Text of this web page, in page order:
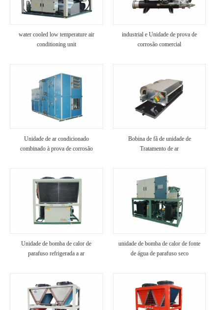
water cooled low temperature air
conditioning unit
industrial e Unidade de prova de
corrosão comercial
Unidade de ar condicionado
combinado à prova de corrosão
Bobina de fã de unidade de
Tratamento de ar
Unidade de bomba de calor de
parafuso refrigerada a ar
unidade de bomba de calor de fonte
de água de parafuso seco